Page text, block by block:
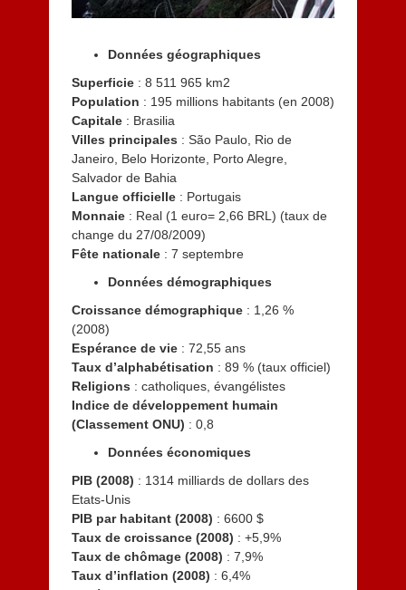
4
Données géographiques
Superficie : 8 511 965 km2
Population : 195 millions habitants (en 2008)
Capitale : Brasilia
Villes principales : São Paulo, Rio de
Janeiro, Belo Horizonte, Porto Alegre,
Salvador de Bahia
Langue officielle: Portugais
Monnaie : Real (1 euro= 2,66 BRL) (taux de
change du 27/08/2009)
Fête nationale: 7 septembre
Données démographiques
Croissance démographique: 1,26 %
(2008)
Espérance de vie: 72,55 ans
Taux d’alphabétisation : 89 % (taux officiel)
Religions : catholiques, évangélistes
Indice de développement humain
(Classement ONU) : 0,8
Données économiques
PIB (2008) : 1314 milliards de dollars des
Etats-Unis
PIB par habitant (2008) : 6600 $
Taux de croissance (2008) : +5,9%
Taux de chômage (2008) : 7,9%
Taux d’inflation (2008) : 6,4%